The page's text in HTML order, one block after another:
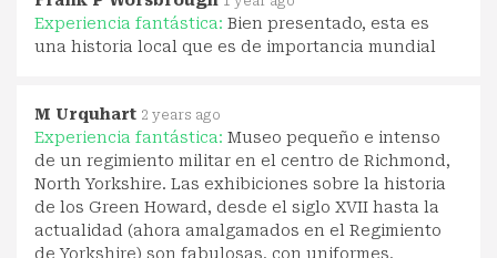
Experiencia fantástica: Bien presentado, esta es
una historia local que es de importancia mundial
M Urquhart 2 years ago
Experiencia fantástica: Museo pequeño e intenso
de un regimiento militar en el centro de Richmond,
North Yorkshire. Las exhibiciones sobre la historia
de los Green Howard, desde el siglo XVII hasta la
actualidad (ahora amalgamados en el Regimiento
de Yorkshire) son fabulosas, con uniformes,